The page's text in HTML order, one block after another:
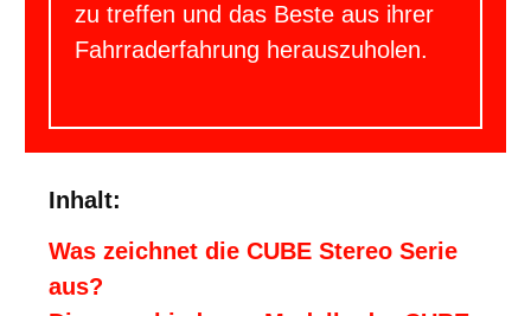
zu treffen und das Beste aus ihrer
Fahrraderfahrung herauszuholen.
Inhalt:
Was zeichnet die CUBE Stereo Serie
aus?